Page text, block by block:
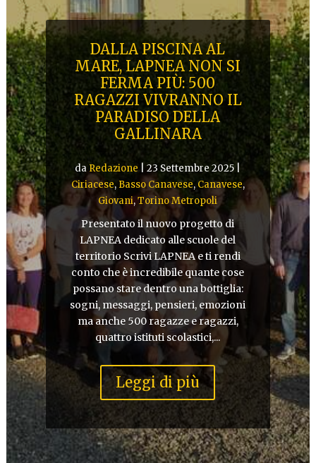
DALLA PISCINA AL
MARE, LAPNEA NON SI
FERMA PIÙ: 500
RAGAZZI VIVRANNO IL
PARADISO DELLA
GALLINARA
da Redazione |23 Settembre 2025
Ciriacese, Basso Canavese, Canavese,
Giovani,Torino Metropoli
Presentato il nuovo progetto di
LAPNEA dedicato alle scuole del
territorio Scrivi LAPNEA e ti rendi
conto che è incredibile quante cose
possano stare dentro una bottiglia:
sogni, messaggi, pensieri, emozioni
ma anche 500 ragazze e ragazzi,
quattro istituti scolastici,...
Leggi di più